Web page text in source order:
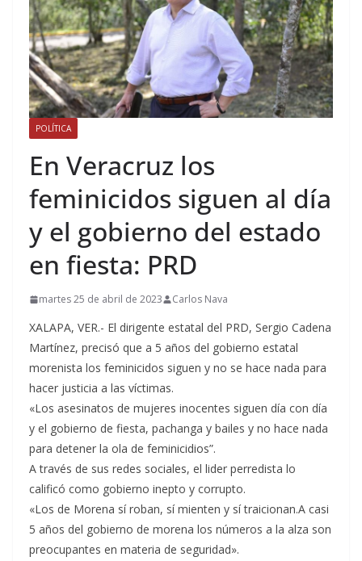
POLÍTICA
En Veracruz los
feminicidos siguen al día
y el gobierno del estado
en fiesta: PRD
martes 25 de abril de 2023 Carlos Nava
XALAPA, VER.- El dirigente estatal del PRD, Sergio Cadena
Martínez, precisó que a 5 años del gobierno estatal
morenista los feminicidos siguen y no se hace nada para
hacer justicia a las víctimas.
«Los asesinatos de mujeres inocentes siguen día con día
y el gobierno de fiesta, pachanga y bailes y no hace nada
para detener la ola de feminicidios”.
A través de sus redes sociales, el lider perredista lo
calificó como gobierno inepto y corrupto.
«Los de Morena sí roban, sí mienten y sí traicionan.A casi
5 años del gobierno de morena los números a la alza son
preocupantes en materia de seguridad».